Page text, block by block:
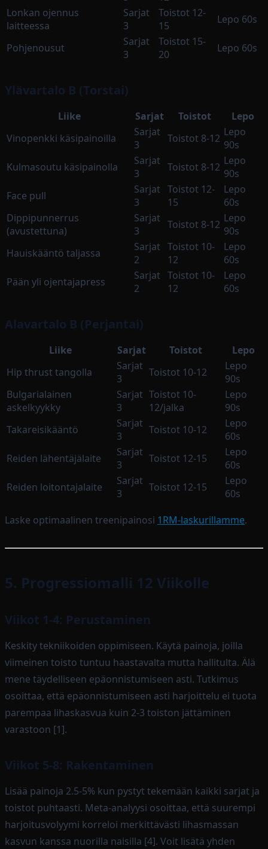
Lonkan ojennus
laitteessa
Sarjat
3
Toistot 12-
15
Lepo 60s
Pohjenousut
Sarjat
3
Toistot 15-
20
Lepo 60s
Ylävartalo B (Torstai)
Liike Sarjat Toistot
Lepo
Vinopenkki käsipainoilla
Sarjat
3
Toistot 8-12 Lepo
90s
Kulmasoutu käsipainolla
Sarjat
3
Toistot 8-12 Lepo
90s
Face pull
Sarjat
3
Toistot 12-
15
Lepo
60s
Dippipunnerrus
(avustettuna)
Sarjat
3
Toistot 8-12 Lepo
90s
Hauiskääntö taljassa
Sarjat
2
Toistot 10-
12
Lepo
60s
Pään yli ojentajapress
Sarjat
2
Toistot 10-
12
Lepo
60s
Alavartalo B (Perjantai)
Liike Sarjat Toistot
Lepo
Hip thrust tangolla
Sarjat
3
Toistot 10-12
Lepo
90s
Bulgarialainen
askelkyykky
Sarjat
3
Toistot 10-
12/jalka
Lepo
90s
Takareisikääntö
Sarjat
3
Toistot 10-12
Lepo
60s
Reiden lähentäjälaite
Sarjat
3
Toistot 12-15
Lepo
60s
Reiden loitontajalaite
Sarjat
3
Toistot 12-15
Lepo
60s
Laske optimaalinen treenipainosi 1RM-laskurillamme.
5. Progressiomalli 12 Viikolle
Viikot 1-4: Perustaminen
Keskity tekniikoiden oppimiseen. Käytä painoja, joilla
viimeinen toisto tuntuu haastavalta mutta hallitulta. Älä
mene täydelliseen epäonnistumiseen asti. Tutkimus
osoittaa, että epäonnistumiseen asti harjoittelu ei tuota
parempaa lihaskasvua kuin 2-3 toiston jättäminen
varastoon [1].
Viikot 5-8: Rakentaminen
Lisää painoja 2.5-5% kun pystyt tekemään kaikki sarjat ja
toistot puhtaasti. Meta-analyysi osoittaa, että suurempi
harjoitusvolyymi korreloi merkittävästi lihasmassan
kasvun kanssa nuorilla naisilla [4]. Voit lisätä yhden